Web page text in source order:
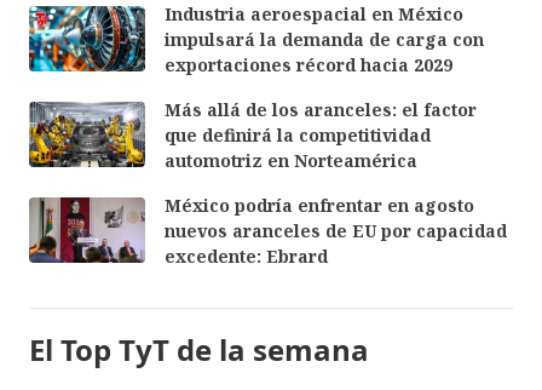
Industria aeroespacial en México
impulsará la demanda de carga con
exportaciones récord hacia 2029
Más allá de los aranceles: el factor
que definirá la competitividad
automotriz en Norteamérica
México podría enfrentar en agosto
nuevos aranceles de EU por capacidad
excedente: Ebrard
El Top TyT de la semana